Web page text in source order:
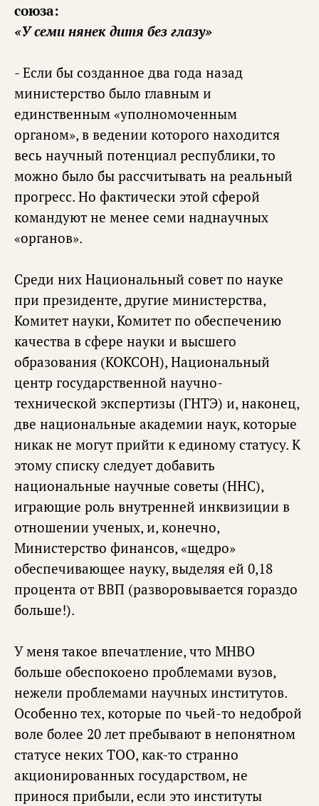
союза:
«У семи нянек дитя без глазу»
- Если бы созданное два года назад
министерство было главным и
единственным «уполномоченным
органом», в ведении которого находится
весь научный потенциал республики, то
можно было бы рассчитывать на реальный
прогресс. Но фактически этой сферой
командуют не менее семи наднаучных
«органов».
Среди них Национальный совет по науке
при президенте, другие министерства,
Комитет науки, Комитет по обеспечению
качества в сфере науки и высшего
образования (КОКСОН), Национальный
центр государственной научно-
технической экспертизы (ГНТЭ) и, наконец,
две национальные академии наук, которые
никак не могут прийти к единому статусу. К
этому списку следует добавить
национальные научные советы (ННС),
играющие роль внутренней инквизиции в
отношении ученых, и, конечно,
Министерство финансов, «щедро»
обеспечивающее науку, выделяя ей 0,18
процента от ВВП (разворовывается гораздо
больше!).
У меня такое впечатление, что МНВО
больше обеспокоено проблемами вузов,
нежели проблемами научных институтов.
Особенно тех, которые по чьей-то недоброй
воле более 20 лет пребывают в непонятном
статусе неких ТОО, как-то странно
акционированных государством, не
принося прибыли, если это институты